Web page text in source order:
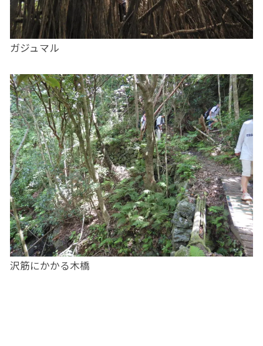
ガジュマル
沢筋にかかる木橋